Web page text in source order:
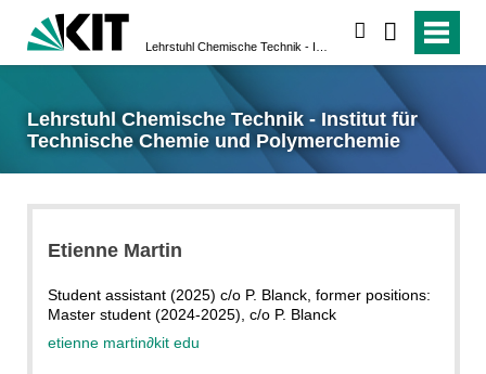
Lehrstuhl Chemische Technik - Institut für
Technische Chemie und Polymerchemie
Etienne Martin
Student assistant (2025) c/o P. Blanck, former positions:
Master student (2024-2025), c/o P. Blanck
etienne martin∂kit edu